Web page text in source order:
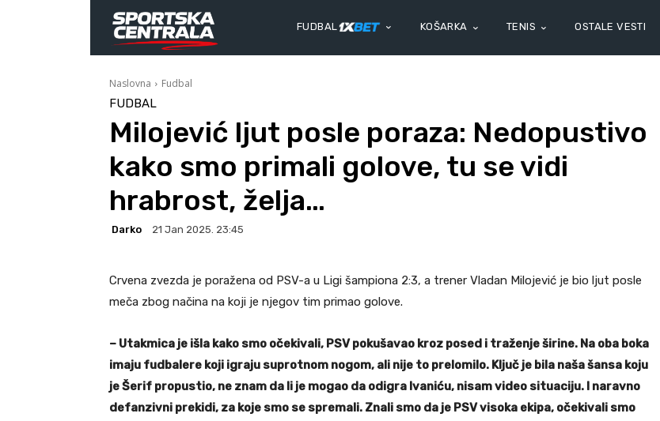
FUDBAL KOŠARKA TENIS OSTALE VESTI
Naslovna Fudbal
FUDBAL
Milojević ljut posle poraza: Nedopustivo
kako smo primali golove, tu se vidi
hrabrost, želja…
Darko 21 Jan 2025. 23:45
Crvena zvezda je poražena od PSV-a u Ligi šampiona 2:3, a trener Vladan Milojević je bio ljut posle
meča zbog načina na koji je njegov tim primao golove.
– Utakmica je išla kako smo očekivali, PSV pokušavao kroz posed i traženje širine. Na oba boka
imaju fudbalere koji igraju suprotnom nogom, ali nije to prelomilo. Ključ je bila naša šansa koju
je Šerif propustio, ne znam da li je mogao da odigra Ivaniću, nisam video situaciju. I naravno
defanzivni prekidi, za koje smo se spremali. Znali smo da je PSV visoka ekipa, očekivali smo